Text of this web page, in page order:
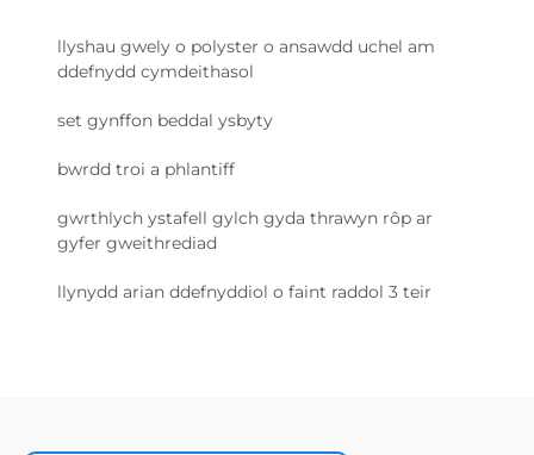
llyshau gwely o polyster o ansawdd uchel am
ddefnydd cymdeithasol
set gynffon beddal ysbyty
bwrdd troi a phlantiff
gwrthlych ystafell gylch gyda thrawyn rôp ar
gyfer gweithrediad
llynydd arian ddefnyddiol o faint raddol 3 teir